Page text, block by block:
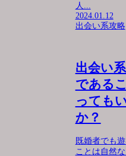
人...
2024.01.12
出会い系攻略
出会い
である
っても
か？
既婚者でも
ことは自然な